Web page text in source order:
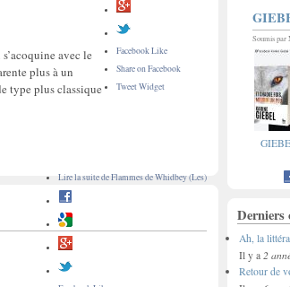
Facebook Like
Share on Facebook
Tweet Widget
avec le
plus à un
type plus classique
Lire la suitede Flammes de Whidbey (Les)
Soumis par
Derniers
Ah, la
Il y a 2
Retour de